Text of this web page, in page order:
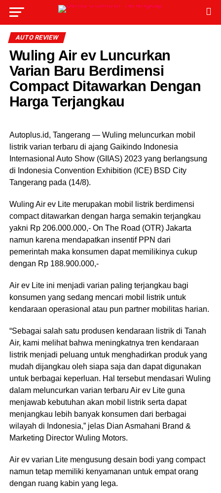
AUTO REVIEW
Wuling Air ev Luncurkan
Varian Baru Berdimensi
Compact Ditawarkan Dengan
Harga Terjangkau
Autoplus.id, Tangerang — Wuling meluncurkan mobil
listrik varian terbaru di ajang Gaikindo Indonesia
Internasional Auto Show (GIIAS) 2023 yang berlangsung
di Indonesia Convention Exhibition (ICE) BSD City
Tangerang pada (14/8).
Wuling Air ev Lite merupakan mobil listrik berdimensi
compact ditawarkan dengan harga semakin terjangkau
yakni Rp 206.000.000,- On The Road (OTR) Jakarta
namun karena mendapatkan insentif PPN dari
pemerintah maka konsumen dapat memilikinya cukup
dengan Rp 188.900.000,-
Air ev Lite ini menjadi varian paling terjangkau bagi
konsumen yang sedang mencari mobil listrik untuk
kendaraan operasional atau pun partner mobilitas harian.
“Sebagai salah satu produsen kendaraan listrik di Tanah
Air, kami melihat bahwa meningkatnya tren kendaraan
listrik menjadi peluang untuk menghadirkan produk yang
mudah dijangkau oleh siapa saja dan dapat digunakan
untuk berbagai keperluan. Hal tersebut mendasari Wuling
dalam meluncurkan varian terbaru Air ev Lite guna
menjawab kebutuhan akan mobil listrik serta dapat
menjangkau lebih banyak konsumen dari berbagai
wilayah di Indonesia,” jelas Dian Asmahani Brand &
Marketing Director Wuling Motors.
Air ev varian Lite mengusung desain bodi yang compact
namun tetap memiliki kenyamanan untuk empat orang
dengan ruang kabin yang lega.